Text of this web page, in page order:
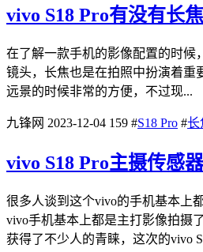
vivo S18 Pro有没有长
在了解一款手机的影像配置的时候
镜头，长焦也是在拍照中扮演着重
远景的时候非常的方便，不过现...
九锋网 2023-12-04 159 #S18 Pro #长
vivo S18 Pro主摄传感
很多人谈到这个vivo的手机基本上
vivo手机基本上都是主打影像拍摄
获得了不少人的青睐，这次的vivo